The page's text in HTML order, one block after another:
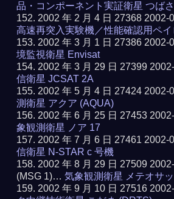
品・コンポーネント実証衛星 つば
2002 年 2 月 4 日 27368
高速再突入実験機／性能確認用ペ
2002 年 3 月 1 日 27386
境監視衛星 Envisat
2002 年 3 月 29 日 27399
信衛星 JCSAT 2A
2002 年 5 月 4 日 27424
測衛星 アクア (AQUA)
2002 年 6 月 25 日 27453
象観測衛星 ノア 17
2002 年 7 月 6 日 27461
信衛星 N-STAR c 号機
2002 年 8 月 29 日 27509
(MSG 1)…気象観測衛星 メテオサ
2002 年 9 月 10 日 27516